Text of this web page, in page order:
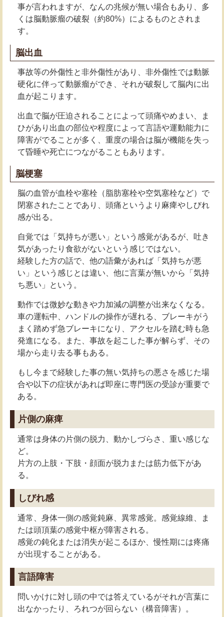
事が言われますが、なんの兆候が無い場合もあり、多
くは脳動脈瘤の破裂（約80%）によるものとされま
す。
脳出血
事故等の外傷性と非外傷性があり、非外傷性では動脈
硬化に伴って動脈瘤ができ、それが破裂して脳内に出
血が起こります。
出血で脳が圧迫されることによって頭痛やめまい、ま
ひがあり出血の部位や程度によって言語や運動能力に
障害がでることが多く、重度の場合は脳が機能を失っ
て昏睡や死亡につながることもあります。
脳梗塞
脳の血管が血栓や塞栓（脂肪塞栓や空気塞栓など）で
閉塞されたことであり、頭痛というより麻痺やしびれ
感が出る。
自覚では「気持ちが悪い」という感覚があるが、吐き
気があったり食欲がないという感じではない。
経験した方の話で、他の語彙があれば「気持ちが悪
い」という感じとは違い、他に言葉が無いから「気持
ち悪い」という。
動作では微妙な動きや力加減の調整が出来なくなる。
車の運転中、ハンドルの操作が遅れる、ブレーキがう
まく踏めず急ブレーキになり、アクセルを踏む時も急
発進になる。また、事故を起こした事が解らず、その
場から走り去る事もある。
もし今まで経験した事の無い気持ちの悪さを感じた場
合や以下の症状があれば即座に専門医の受診が重要で
ある。
片側の麻痺
通常は身体の片側の脱力、動かしづらさ、重い感じな
ど。
片方の上肢・下肢・顔面が脱力または筋力低下があ
る。
しびれ感
通常、身体一側の感覚鈍麻、異常感覚。感覚線維、ま
たは頭頂葉の感覚中枢が障害される。
感覚の鈍化または消失が起こるほか、慢性期には疼痛
が出現することがある。
言語障害
問いかけに対し頭の中では答えているがそれが言葉に
出なかったり、ろれつが回らない（構音障害）。